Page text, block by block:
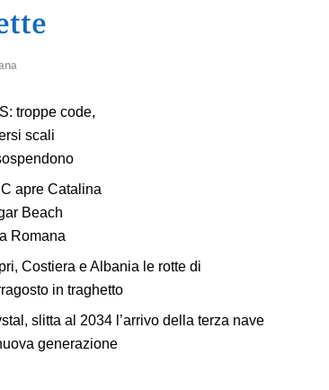
troppe code,
scali
apre Catalina
Beach
Romana
Costiera e Albania le rotte di
in traghetto
slitta al 2034 l’arrivo della terza nave
generazione